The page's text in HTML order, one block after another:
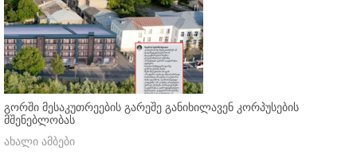
გორში მესაკუთრეების გარეშე განიხილავენ კორპუსების
მშენებლობას
ახალი ამბები